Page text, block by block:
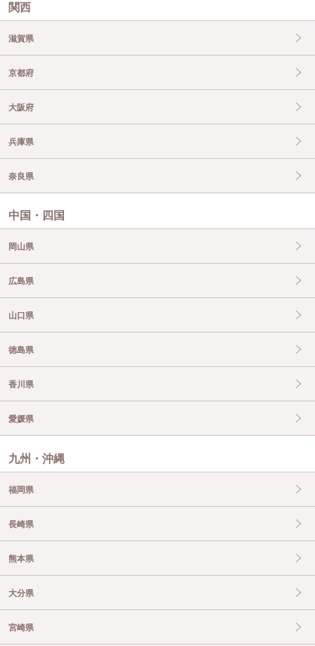
関西
滋賀県
京都府
大阪府
兵庫県
奈良県
中国・四国
岡山県
広島県
山口県
徳島県
香川県
愛媛県
九州・沖縄
福岡県
長崎県
熊本県
大分県
宮崎県